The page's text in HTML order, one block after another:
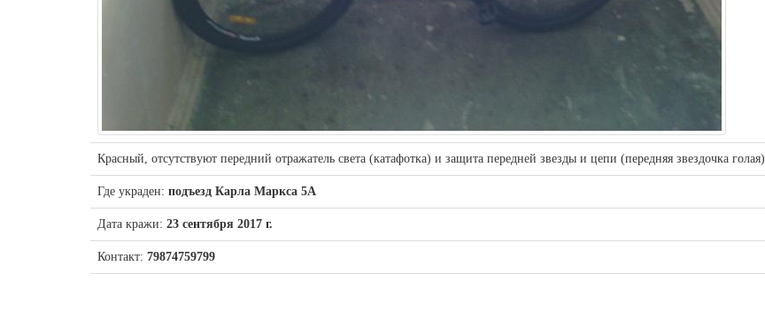
Красный, отсутствуют передний отражатель света (катафотка) и защита передней звезды и цепи (передняя звездочка голая)
Где украден: подъезд Карла Маркса 5А
Дата кражи: 23 сентября 2017 г.
Контакт: 79874759799